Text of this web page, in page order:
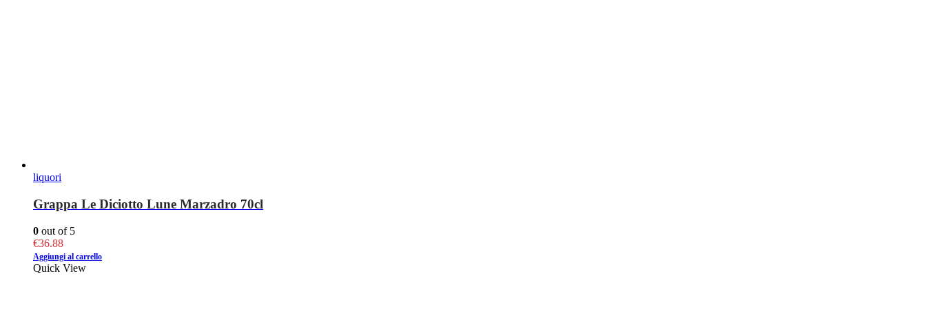
liquori
Grappa Le Diciotto Lune Marzadro 70cl
0 out of 5
€36.88
Aggiungi al carrello
Quick View